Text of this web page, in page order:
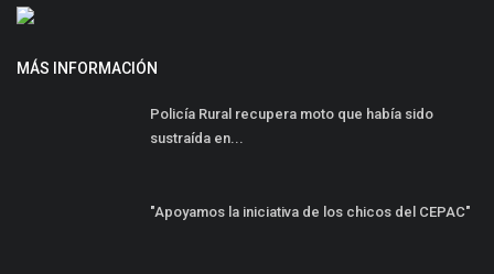
MÁS INFORMACIÓN
Policía Rural recupera moto que había sido
sustraída en...
"Apoyamos la iniciativa de los chicos del CEPAC"